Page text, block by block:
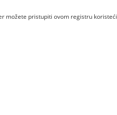
možete pristupiti ovom registru koristeći